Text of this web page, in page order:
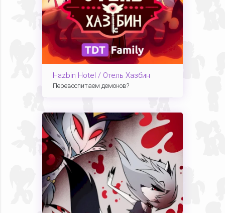
Hazbin Hotel / Отель Хазбин
Перевоспитаем демонов?